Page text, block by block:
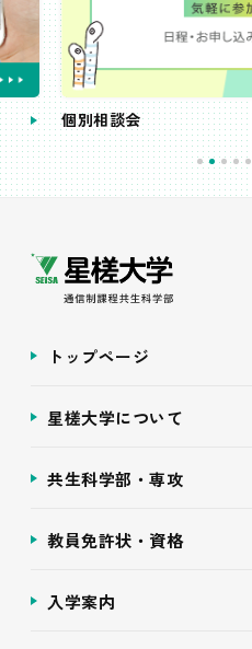
個別相談会
トップページ
星槎大学について
共生科学部・専攻
教員免許状・資格
入学案内